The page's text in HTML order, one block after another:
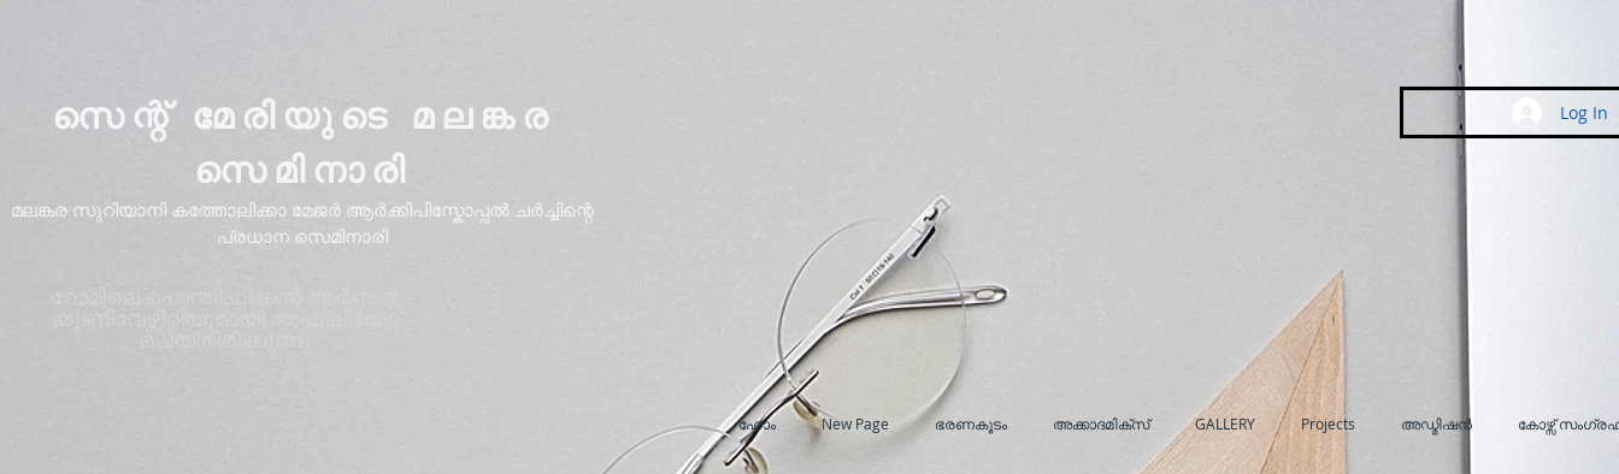
സെന്റ് മേരിയുടെ മലങ്കര
സെമിനാരി
മലങ്കര സുറിയാനി കത്തോലിക്കാ മേജർ ആർക്കിപിസ്കോപ്പൽ ചർച്ചിന്റെ
പ്രധാന സെമിനാരി
Log In
ഹോം New Page ഭരണകൂടം അക്കാദമിക്സ് GALLERY Projects അഡ്മിഷൻ കോഴ്സ്